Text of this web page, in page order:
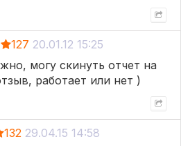
127 20.01.12 15:25
могу скинуть отчет на
работает или нет )
132 29.04.15 14:58